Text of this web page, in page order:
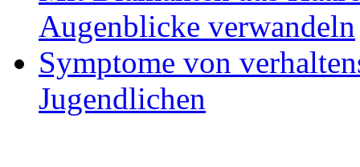
Augenblicke verwandeln
Symptome von
Jugendlichen